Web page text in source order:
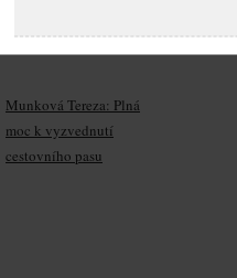
Munková Tereza: Plná
moc k vyzvednutí
cestovního pasu